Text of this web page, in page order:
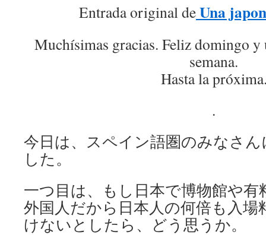
Entrada original deUna
Muchísimas gracias. Feliz domingo y
semana.
Hasta la
.
今日は、スペイン語圏のみなさ
した。
一つ目は、もし日本で博物館や
外国人だから日本人の何倍も入
けないとしたら、どう思うか。